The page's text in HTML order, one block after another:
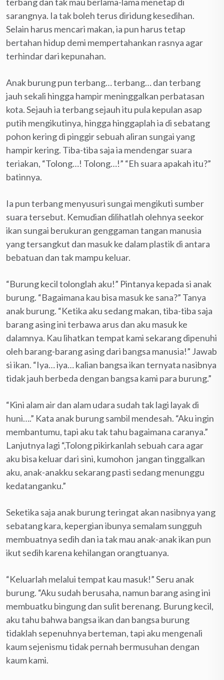
sarangnya. Ia tak boleh terus diridung kesedihan.
Selain harus mencari makan, ia pun harus tetap
bertahan hidup demi mempertahankan rasnya agar
terhindar dari kepunahan.
Anak burung pun terbang… terbang… dan terbang
jauh sekali hingga hampir meninggalkan perbatasan
kota. Sejauh ia terbang sejauh itu pula kepulan asap
putih mengikutinya, hingga hinggaplah ia di sebatang
pohon kering di pinggir sebuah aliran sungai yang
hampir kering. Tiba-tiba saja ia mendengar suara
teriakan, “Tolong…! Tolong…!” “Eh suara apakah itu?”
batinnya.
Ia pun terbang menyusuri sungai mengikuti sumber
suara tersebut. Kemudian dilihatlah olehnya seekor
ikan sungai berukuran genggaman tangan manusia
yang tersangkut dan masuk ke dalam plastik di antara
bebatuan dan tak mampu keluar.
“Burung kecil tolonglah aku!” Pintanya kepada si anak
burung. “Bagaimana kau bisa masuk ke sana?” Tanya
anak burung. “Ketika aku sedang makan, tiba-tiba saja
barang asing ini terbawa arus dan aku masuk ke
dalamnya. Kau lihatkan tempat kami sekarang dipenuhi
oleh barang-barang asing dari bangsa manusia!” Jawab
si ikan. “Iya… iya… kalian bangsa ikan ternyata nasibnya
tidak jauh berbeda dengan bangsa kami para burung.”
“Kini alam air dan alam udara sudah tak lagi layak di
huni….” Kata anak burung sambil mendesah. “Aku ingin
membantumu, tapi aku tak tahu bagaimana caranya.”
Lanjutnya lagi “,Tolong pikirkanlah sebuah cara agar
aku bisa keluar dari sini, kumohon jangan tinggalkan
aku, anak-anakku sekarang pasti sedang menunggu
kedatanganku.”
Seketika saja anak burung teringat akan nasibnya yang
sebatang kara, kepergian ibunya semalam sungguh
membuatnya sedih dan ia tak mau anak-anak ikan pun
ikut sedih karena kehilangan orangtuanya.
“Keluarlah melalui tempat kau masuk!” Seru anak
burung. “Aku sudah berusaha, namun barang asing ini
membuatku bingung dan sulit berenang. Burung kecil,
aku tahu bahwa bangsa ikan dan bangsa burung
tidaklah sepenuhnya berteman, tapi aku mengenali
kaum sejenismu tidak pernah bermusuhan dengan
kaum kami.